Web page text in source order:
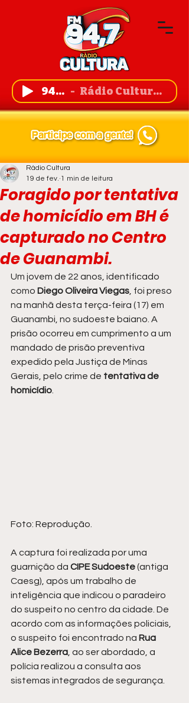
94,7 FM Rádio Cultura de Guanambi
Foragido por tentativa
de homicídio em BH é
capturado no Centro
de Guanambi.
Rádio Cultura
19 de fev. 1 min de leitura
Um jovem de 22 anos, identificado
como Diego Oliveira Viegas , foi preso
na manhã desta terça-feira (17) em
Guanambi, no sudoeste baiano. A
prisão ocorreu em cumprimento a um
mandado de prisão preventiva
expedido pela Justiça de Minas
Gerais, pelo crime de tentativa de
homicídio
Foto: Reprodução.
A captura foi realizada por uma
guarnição da CIPE Sudoeste (antiga
Caesg), após um trabalho de
inteligência que indicou o paradeiro
do suspeito no centro da cidade. De
acordo com as informações policiais,
o suspeito foi encontrado na Rua
Alice Bezerra , ao ser abordado, a
polícia realizou a consulta aos
sistemas integrados de segurança.